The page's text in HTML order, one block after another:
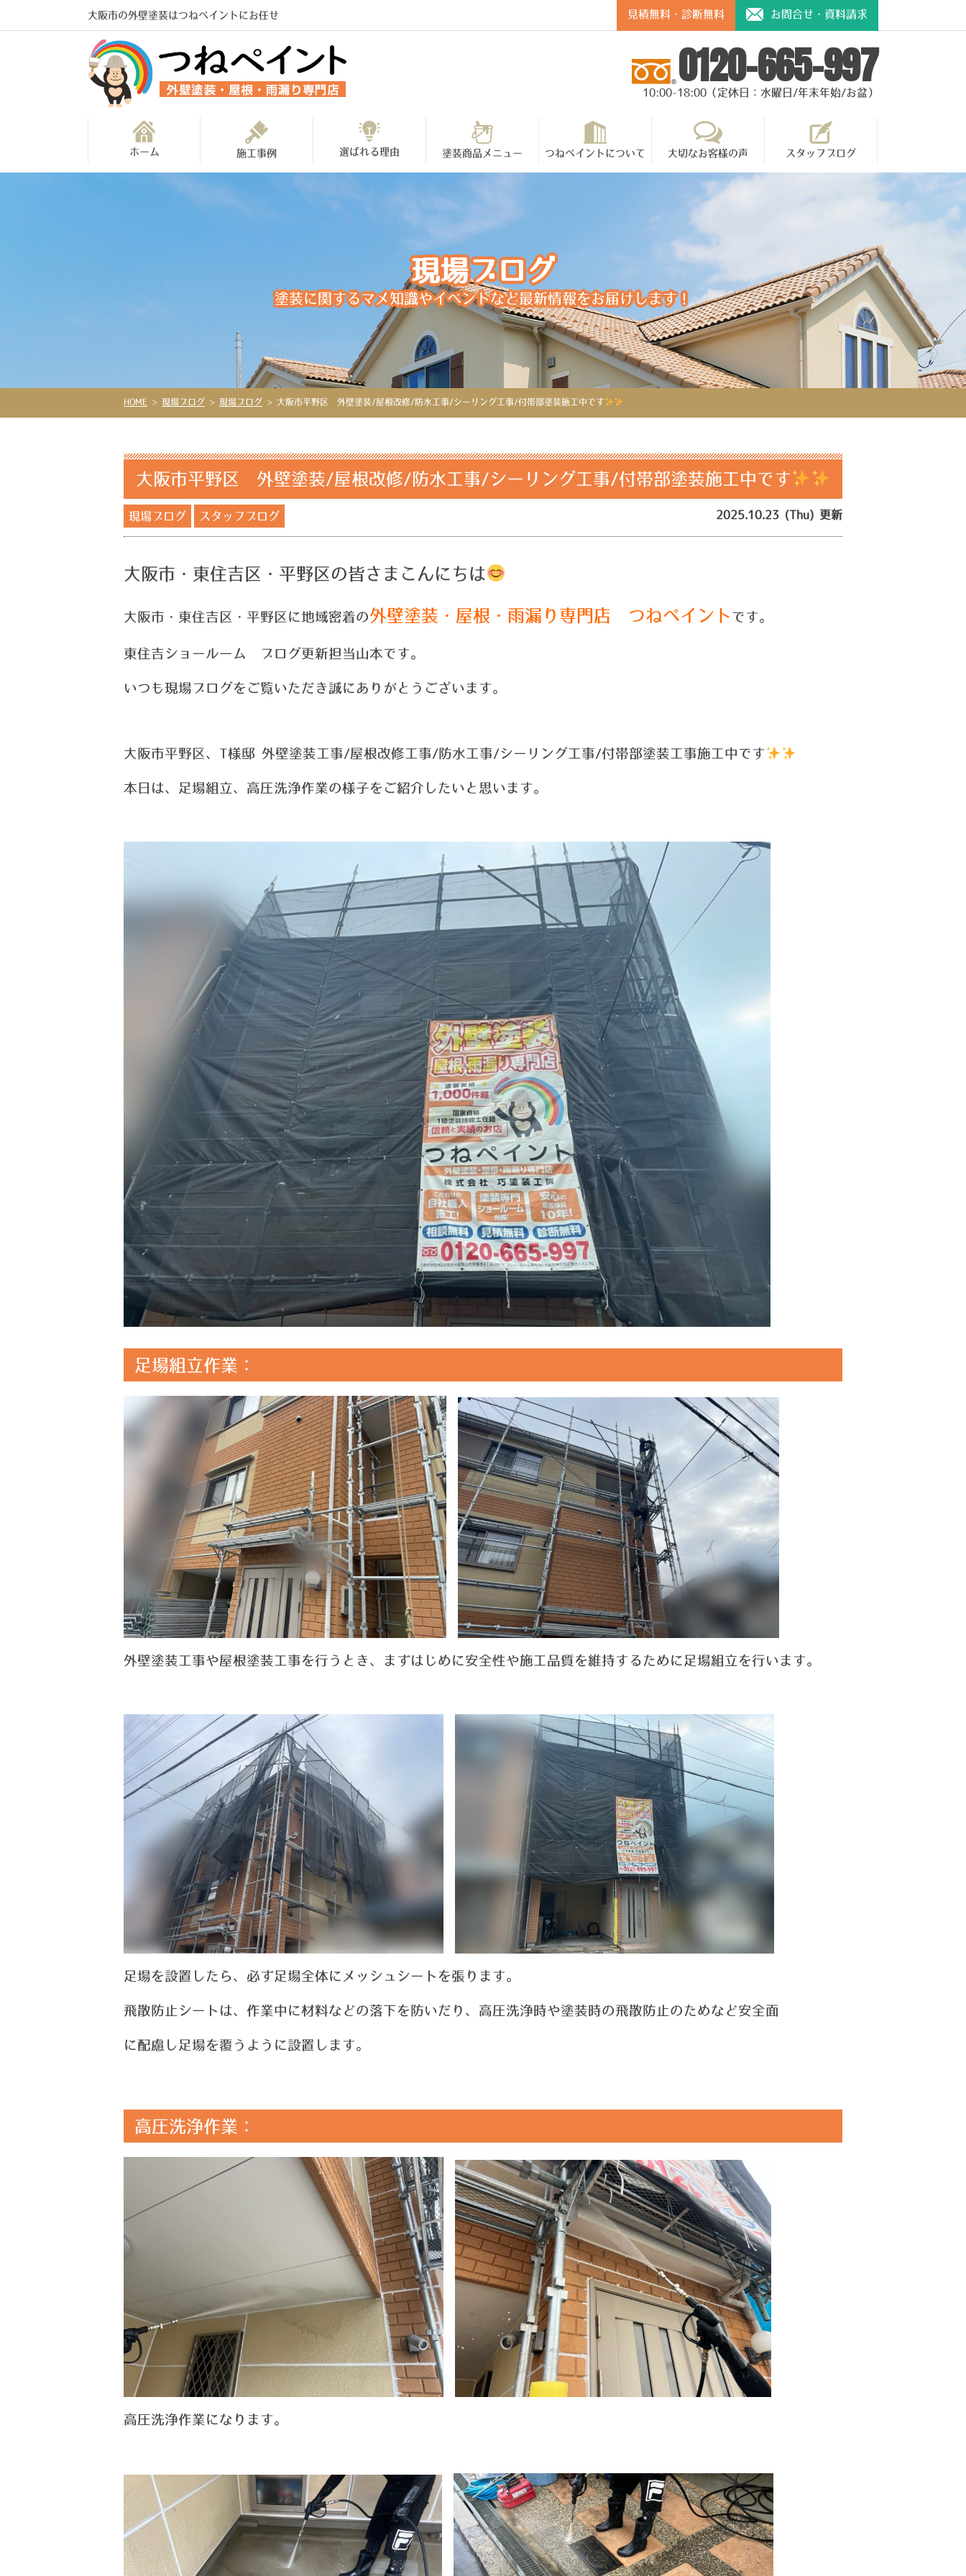
大阪市の外壁塗装はつねペイントにお任せ 見積無料・診断無料 お問合せ・資料請求
0120-665-997
10:00-18:00（定休日：水曜日/年末年始/お盆）
ホーム 施工事例 選ばれる理由 塗装商品メニュー つねペイントについて 大切なお客様の声 スタッフブログ
現場ブログ
塗装に関するマメ知識やイベントなど最新情報をお届けします！
HOME > 現場ブログ > 現場ブログ > 大阪市平野区 外壁塗装/屋根改修/防水工事/シーリング工事/付帯部塗装施工中です
大阪市平野区 外壁塗装/屋根改修/防水工事/シーリング工事/付帯部塗装施工中です
現場ブログ スタッフブログ 2025.10.23 (Thu) 更新
大阪市・東住吉区・平野区の皆さまこんにちは
大阪市・東住吉区・平野区に地域密着の外壁塗装・屋根・雨漏り専門店 つねペイント です。
東住吉ショールーム ブログ更新担当山本です。
いつ も現場ブログをご覧いただき誠にありがとうございます。
大阪市平野区、T様邸 外壁塗装工事/屋根改修工事/防水工事/シーリング工事/付帯部塗装工事施工中です
本日は、足場組立、高圧洗浄作業の様子をご紹介したいと思います。
足場組立作業：
外壁塗装工事や屋根塗装工事を行うとき、まずはじめに安全性や施工品質を維持するために足場組立を行います。
足場を設置したら、必ず足場全体にメッシュシートを張ります。
飛散防止シートは、作業中に材料などの落下を防いだり、高圧洗浄時や塗装時の飛散防止のためなど安全面
に配慮し足場を覆うように設置します。
高圧洗浄作業：
高圧洗浄作業になります。